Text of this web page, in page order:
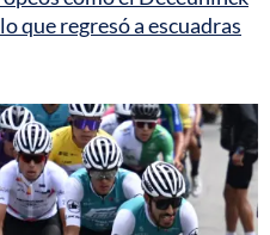
que regresó a escuadras